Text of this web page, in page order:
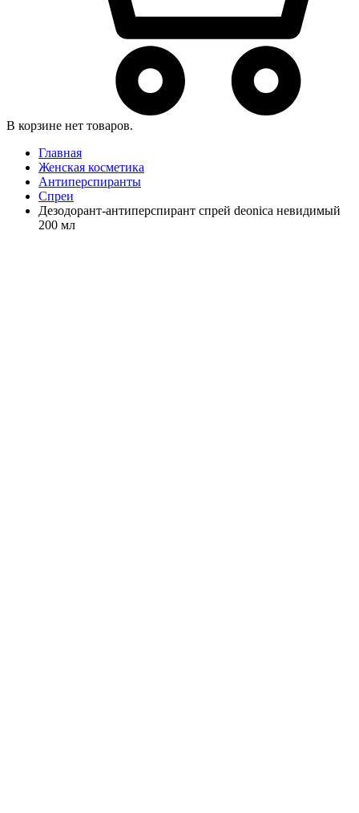
В корзине нет товаров.
Главная
Женская косметика
Антиперспиранты
Спреи
Дезодорант-антиперспирант спрей deonica невидимый
200 мл